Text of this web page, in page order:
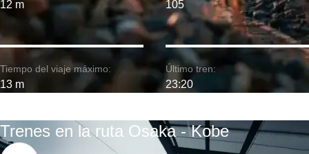
12 m
Tiempo del viaje máximo:
13 m
105
Último tren:
23:20
Trenes en la ruta Osaka - Kobe